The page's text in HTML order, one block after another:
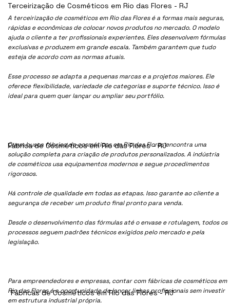
A terceirização de cosméticos em Rio das Flores é a formas mais seguras,
rápidas e econômicas de colocar novos produtos no mercado. O modelo
ajuda o cliente a ter profissionais experientes. Eles desenvolvem fórmulas
exclusivas e produzem em grande escala. Também garantem que tudo
esteja de acordo com as normas atuais.
Esse processo se adapta a pequenas marcas e a projetos maiores. Ele
oferece flexibilidade, variedade de categorias e suporte técnico. Isso é
ideal para quem quer lançar ou ampliar seu portfólio.
Quem busca fábrica de cosméticos em Rio das Flores encontra uma
solução completa para criação de produtos personalizados. A indústria
de cosméticos usa equipamentos modernos e segue procedimentos
rigorosos.
Há controle de qualidade em todas as etapas. Isso garante ao cliente a
segurança de receber um produto final pronto para venda.
Desde o desenvolvimento das fórmulas até o envase e rotulagem, todos os
processos seguem padrões técnicos exigidos pelo mercado e pela
legislação.
Para empreendedores e empresas, contar com fábricas de cosméticos em
Rio das Flores é a oportunidade de lançar linhas profissionais sem investir
em estrutura industrial própria.
Fábrica de Cosméticos em Rio das Flores - RJ
Terceirização de Cosméticos em Rio das Flores - RJ
Fábricas de Cosméticos em Rio das Flores - RJ